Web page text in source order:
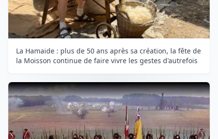
La Hamaide : plus de 50 ans après sa création, la fête de
la Moisson continue de faire vivre les gestes d'autrefois